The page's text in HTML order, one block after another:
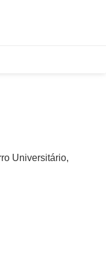
Universitário,